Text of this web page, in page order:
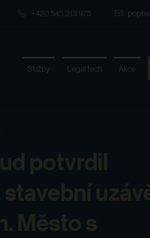
+420 545 213 975
Služby Legal tech Akce
potvrdil
Město s